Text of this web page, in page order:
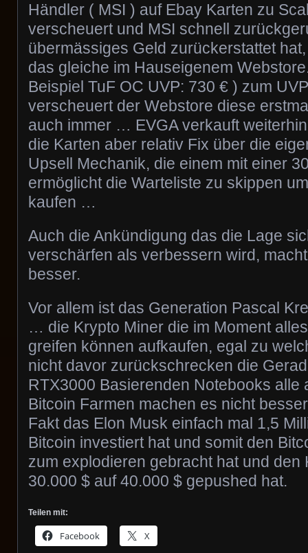
Händler ( MSI ) auf Ebay Karten zu
verscheuert und MSI schnell
übermässiges Geld zurückerstattet
das gleiche im Hauseigenem
Beispiel TuF OC UVP: 730 € ) zum
verscheuert der Webstore diese
auch immer … EVGA verkauft
die Karten aber relativ Fix über die
Upsell Mechanik, die einem mit einer
ermöglicht die Warteliste zu skippen
kaufen …
Auch die Ankündigung das die Lage
verschärfen als verbessern wird,
besser.
Vor allem ist das Generation Pascal
… die Krypto Miner die im Moment
greifen können aufkaufen, egal zu
nicht davor zurückschrecken die
RTX3000 Basierenden Notebooks alle
Bitcoin Farmen machen es nicht
Fakt das Elon Musk einfach mal 1,5
Bitcoin investiert hat und somit den
zum explodieren gebracht hat und den
30.000 $ auf 40.000 $ gepushed hat.
Teilen mit:
Facebook X